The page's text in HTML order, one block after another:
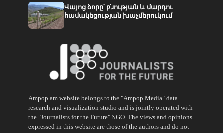
Վայոց ձորը՝ բնության և մարդու
համակեցության խաչմերուկում
Ampop.am website belongs to the "Ampop Media" data
research and visualization studio and is jointly operated with
the "Journalists for the Future" NGO. The views and opinions
expressed in this website are those of the authors and do not